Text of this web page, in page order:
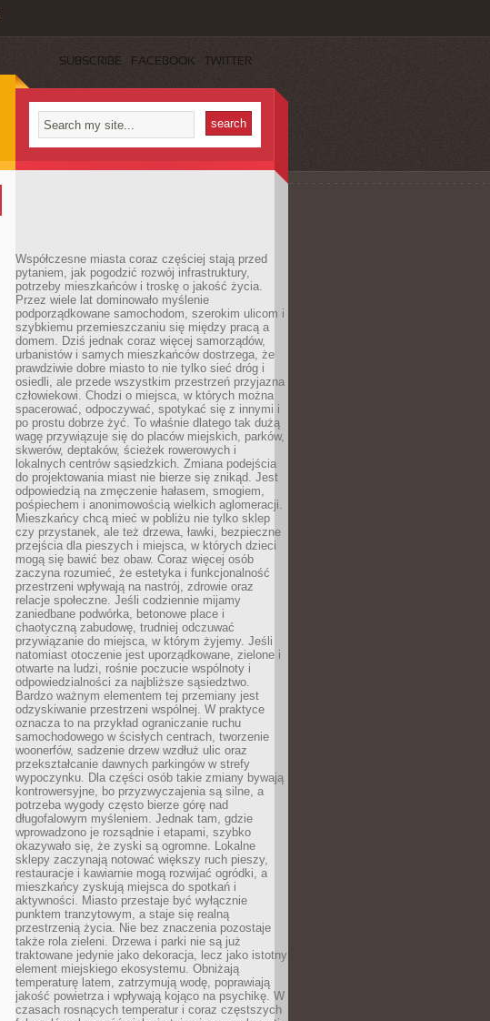
SUBSCRIBE FACEBOOK TWITTER
Współczesne miasta coraz częściej stają przed
pytaniem, jak pogodzić rozwój infrastruktury,
potrzeby mieszkańców i troskę o jakość życia.
Przez wiele lat dominowało myślenie
podporządkowane samochodom, szerokim ulicom i
szybkiemu przemieszczaniu się między pracą a
domem. Dziś jednak coraz więcej samorządów,
urbanistów i samych mieszkańców dostrzega, że
prawdziwie dobre miasto to nie tylko sieć dróg i
osiedli, ale przede wszystkim przestrzeń przyjazna
człowiekowi. Chodzi o miejsca, w których można
spacerować, odpoczywać, spotykać się z innymi i
po prostu dobrze żyć. To właśnie dlatego tak dużą
wagę przywiązuje się do placów miejskich, parków,
skwerów, deptaków, ścieżek rowerowych i
lokalnych centrów sąsiedzkich. Zmiana podejścia
do projektowania miast nie bierze się znikąd. Jest
odpowiedzią na zmęczenie hałasem, smogiem,
pośpiechem i anonimowością wielkich aglomeracji.
Mieszkańcy chcą mieć w pobliżu nie tylko sklep
czy przystanek, ale też drzewa, ławki, bezpieczne
przejścia dla pieszych i miejsca, w których dzieci
mogą się bawić bez obaw. Coraz więcej osób
zaczyna rozumieć, że estetyka i funkcjonalność
przestrzeni wpływają na nastrój, zdrowie oraz
relacje społeczne. Jeśli codziennie mijamy
zaniedbane podwórka, betonowe place i
chaotyczną zabudowę, trudniej odczuwać
przywiązanie do miejsca, w którym żyjemy. Jeśli
natomiast otoczenie jest uporządkowane, zielone i
otwarte na ludzi, rośnie poczucie wspólnoty i
odpowiedzialności za najbliższe sąsiedztwo.
Bardzo ważnym elementem tej przemiany jest
odzyskiwanie przestrzeni wspólnej. W praktyce
oznacza to na przykład ograniczanie ruchu
samochodowego w ścisłych centrach, tworzenie
woonerfów, sadzenie drzew wzdłuż ulic oraz
przekształcanie dawnych parkingów w strefy
wypoczynku. Dla części osób takie zmiany bywają
kontrowersyjne, bo przyzwyczajenia są silne, a
potrzeba wygody często bierze górę nad
długofalowym myśleniem. Jednak tam, gdzie
wprowadzono je rozsądnie i etapami, szybko
okazywało się, że zyski są ogromne. Lokalne
sklepy zaczynają notować większy ruch pieszy,
restauracje i kawiarnie mogą rozwijać ogródki, a
mieszkańcy zyskują miejsca do spotkań i
aktywności. Miasto przestaje być wyłącznie
punktem tranzytowym, a staje się realną
przestrzenią życia. Nie bez znaczenia pozostaje
także rola zieleni. Drzewa i parki nie są już
traktowane jedynie jako dekoracja, lecz jako istotny
element miejskiego ekosystemu. Obniżają
temperaturę latem, zatrzymują wodę, poprawiają
jakość powietrza i wpływają kojąco na psychikę. W
czasach rosnących temperatur i coraz częstszych